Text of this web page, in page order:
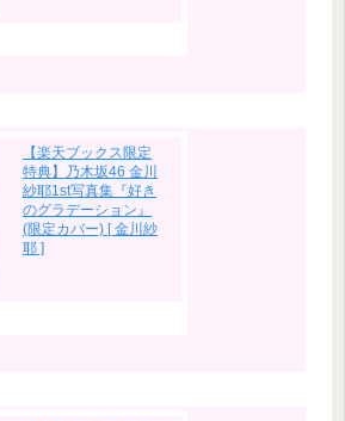
【楽天ブックス限定
特典】乃木坂46 金川
紗耶1st写真集『好き
のグラデーション』
(限定カバー) [ 金川紗
耶 ]